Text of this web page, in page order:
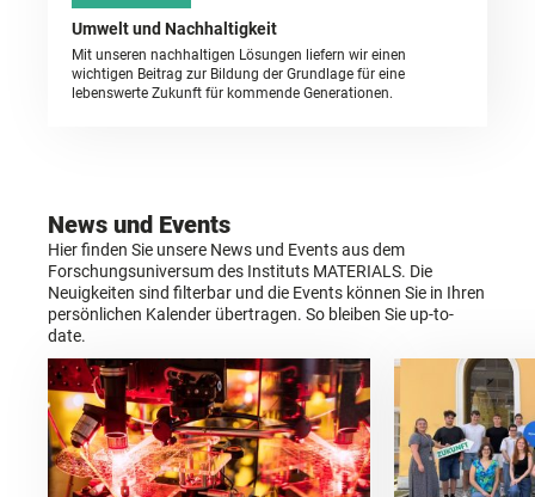
Umwelt und Nachhaltigkeit
Mit unseren nachhaltigen Lösungen liefern wir einen
wichtigen Beitrag zur Bildung der Grundlage für eine
lebenswerte Zukunft für kommende Generationen.
News und Events
Hier finden Sie unsere News und Events aus dem
Forschungsuniversum des Instituts MATERIALS. Die
Neuigkeiten sind filterbar und die Events können Sie in Ihren
persönlichen Kalender übertragen. So bleiben Sie up-to-
date.